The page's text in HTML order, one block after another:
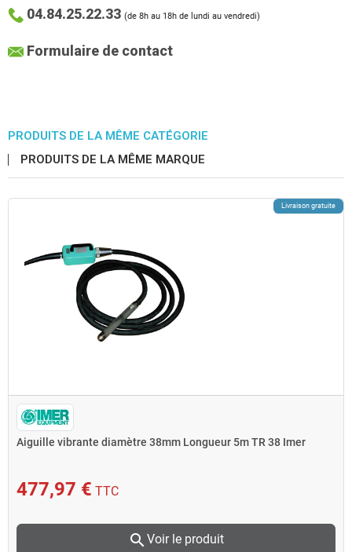
04.84.25.22.33 (de 8h au 18h de lundi au vendredi)
Formulaire de contact
PRODUITS DE LA MÊME CATÉGORIE
PRODUITS DE LA MÊME MARQUE
Livraison gratuite
Aiguille vibrante diamètre 38mm Longueur 5m TR 38 Imer
477,97 € TTC
search Voir le produit